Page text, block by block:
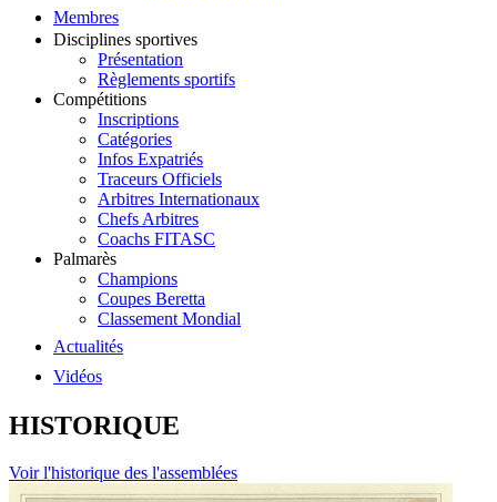
Membres
Disciplines sportives
Présentation
Règlements sportifs
Compétitions
Inscriptions
Catégories
Infos Expatriés
Traceurs Officiels
Arbitres Internationaux
Chefs Arbitres
Coachs FITASC
Palmarès
Champions
Coupes Beretta
Classement Mondial
Actualités
Vidéos
HISTORIQUE
Voir l'historique des l'assemblées